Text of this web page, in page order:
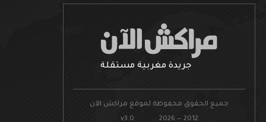
جريدة مغربية مستقلة
جميع الحقوق محفوظة لموقع مراكش الآن
v3.0 2026 — 2012